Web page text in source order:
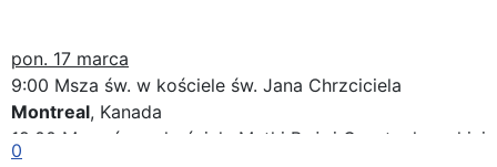
pon. 17 marca
9:00 Msza św. w kościele św. Jana Chrzciciela
Montreal, Kanada
19:00 Msza św. w kościele Matki Bożej Częstochowskiej
0